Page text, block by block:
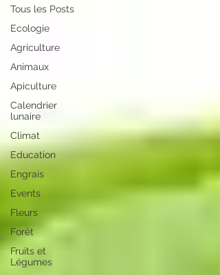
Tous les Posts
Ecologie
Agriculture
Animaux
Apiculture
Calendrier
lunaire
Climat
Education
Engrais
Events
Fleurs
Forêt
Fruits et
Légumes